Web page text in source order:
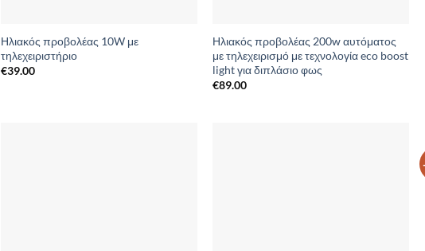
Ηλιακός προβολέας 10W με
τηλεχειριστήριο
€39.00
Ηλιακός προβολέας 200w αυτόματος
με τηλεχειρισμό με τεχνολογία eco boost
light για διπλάσιο φως
€89.00